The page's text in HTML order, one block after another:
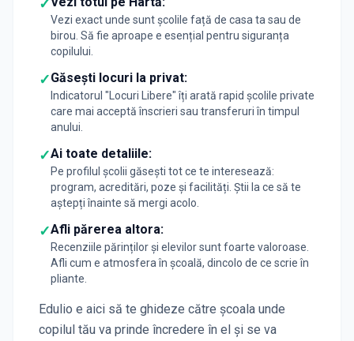
Vezi exact unde sunt școlile față de casa ta sau de
birou. Să fie aproape e esențial pentru siguranța
copilului.
✓Găsești locuri la privat:
Indicatorul "Locuri Libere" îți arată rapid școlile private
care mai acceptă înscrieri sau transferuri în timpul
anului.
✓Ai toate detaliile:
Pe profilul școlii găsești tot ce te interesează:
program, acreditări, poze și facilități. Știi la ce să te
aștepți înainte să mergi acolo.
✓Afli părerea altora:
Recenziile părinților și elevilor sunt foarte valoroase.
Afli cum e atmosfera în școală, dincolo de ce scrie în
pliante.
Edulio e aici să te ghideze către școala unde
copilul tău va prinde încredere în el și se va